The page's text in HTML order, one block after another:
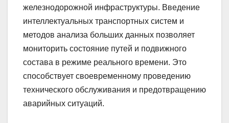
железнодорожной инфраструктуры. Введение
интеллектуальных транспортных систем и
методов анализа больших данных позволяет
мониторить состояние путей и подвижного
состава в режиме реального времени. Это
способствует своевременному проведению
технического обслуживания и предотвращению
аварийных ситуаций.